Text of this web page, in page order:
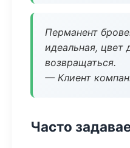
Перманент
идеальная, цвет
возвращаться.
— Клиент
Часто